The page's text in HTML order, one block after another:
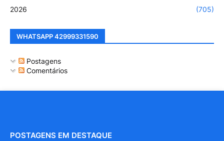
2026 (705)
WHATSAPP 42999331590
Postagens
Comentários
POSTAGENS EM DESTAQUE